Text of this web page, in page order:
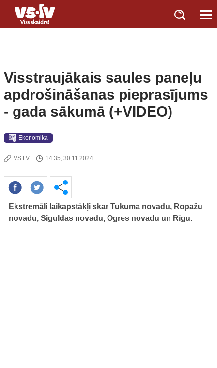
Visstraujākais saules paneļu
apdrošināšanas pieprasījums
- gada sākumā (+VIDEO)
Ekonomika
VS.LV 14:35, 30.11.2024
Ekstremāli laikapstākļi skar Tukuma novadu, Ropažu
novadu, Siguldas novadu, Ogres novadu un Rīgu.